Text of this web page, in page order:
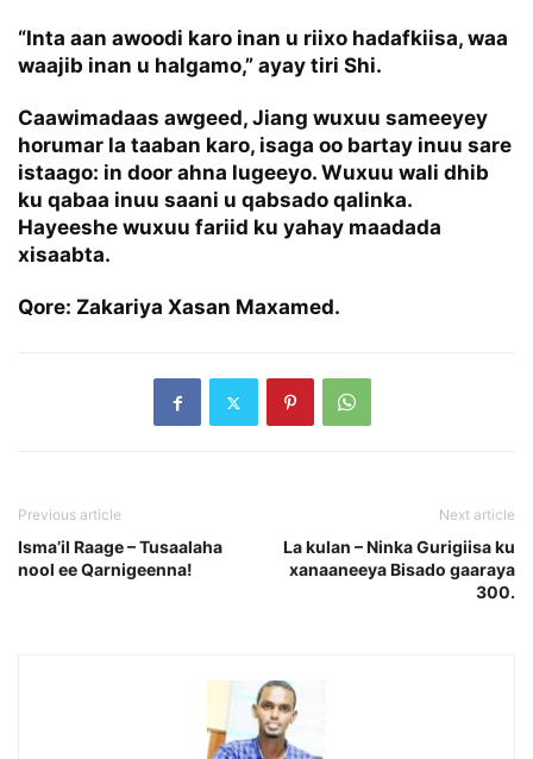
“Inta aan awoodi karo inan u riixo hadafkiisa, waa
waajib inan u halgamo,” ayay tiri Shi.
Caawimadaas awgeed, Jiang wuxuu sameeyey
horumar la taaban karo, isaga oo bartay inuu sare
istaago: in door ahna lugeeyo. Wuxuu wali dhib
ku qabaa inuu saani u qabsado qalinka.
Hayeeshe wuxuu fariid ku yahay maadada
xisaabta.
Qore: Zakariya Xasan Maxamed.
Previous article
Isma’il Raage – Tusaalaha
nool ee Qarnigeenna!
Next article
La kulan – Ninka Gurigiisa ku
xanaaneeya Bisado gaaraya
300.